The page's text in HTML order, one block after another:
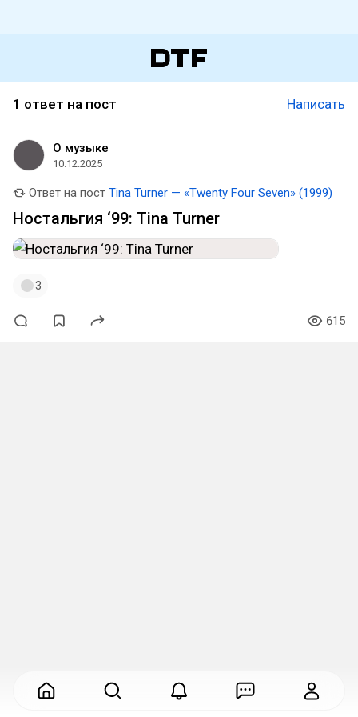
1 ответ на пост Написать
О музыке
10.12.2025
Ответ на пост Tina Turner — «Twenty Four Seven» (1999)
Ностальгия ‘99: Tina Turner
3
615